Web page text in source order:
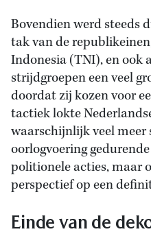
Bovendien werd steeds
tak van de
Indonesia (TNI), en ook
strijdgroepen een veel
doordat zij kozen voor
tactiek lokte
waarschijnlijk veel meer
oorlogvoering
politionele acties, maar
perspectief op een
Einde van de